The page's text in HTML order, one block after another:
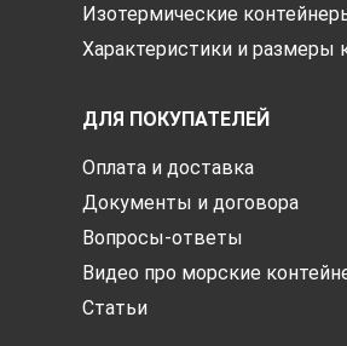
Изотермические
Характеристики и размеры
ДЛЯ ПОКУПАТЕЛЕЙ
Оплата и доставка
Документы и договора
Вопросы-ответы
Видео про морские
Статьи